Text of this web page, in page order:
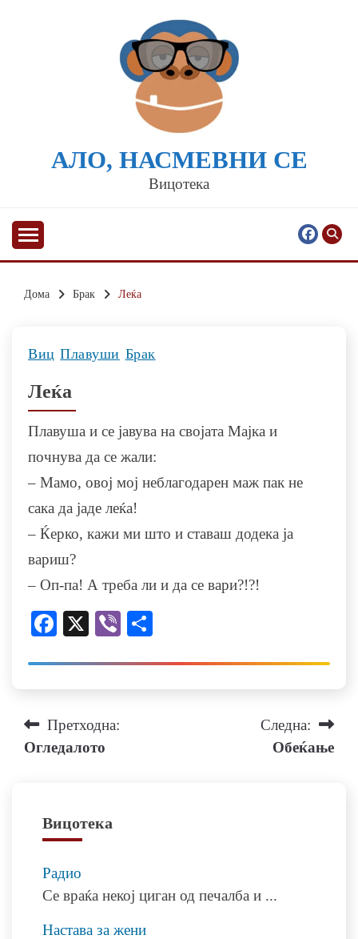
АЛО, НАСМЕВНИ СЕ
Вицотека
Дома Брак Леќа
Виц Плавуши Брак
Леќа
Плавуша и се јавува на својата Мајка и
почнува да се жали:
– Мамо, овој мој неблагодарен маж пак не
сака да јаде леќа!
– Ќерко, кажи ми што и ставаш додека ја
вариш?
– Оп-па! А треба ли и да се вари?!?!
Facebook
X Viber
Навигација
Претходна:
Огледалото
Следна:
Обеќање
Вицотека
Радио
Се враќа некој циган од печалба и ...
Настава за жени